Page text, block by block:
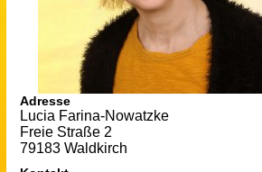
Adresse
Lucia Farina-Nowatzke
Freie Straße 2
79183 Waldkirch